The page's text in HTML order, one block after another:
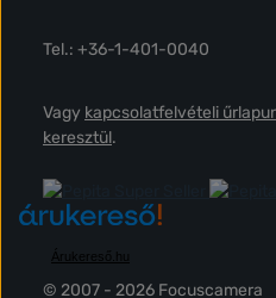
Tel.: +36-1-401-0040
Vagy kapcsolatfelvételi
keresztül.
Árukereső.hu
© 2007 - 2026 Focuscamera